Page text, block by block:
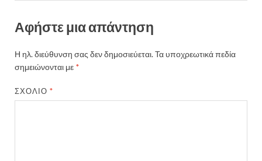
Αφήστε μια απάντηση
Η ηλ. διεύθυνση σας δεν δημοσιεύεται.Τα υποχρεωτικά πεδία
σημειώνονται με *
ΣΧΌΛΙΟ*